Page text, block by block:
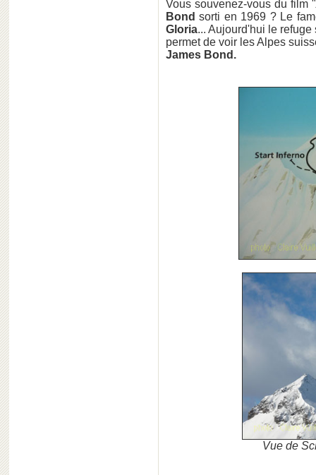
Vous souvenez-vous du film "
Bondsorti en 1969 ? Le
Gloria... Aujourd'hui le
permet de voir les Alpes
James Bond.
Vue de